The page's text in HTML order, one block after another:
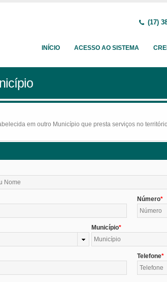
(17)
INÍCIO ACESSO AO SISTEMA
em outro Município que presta serviços no
Número
Município
Telefone